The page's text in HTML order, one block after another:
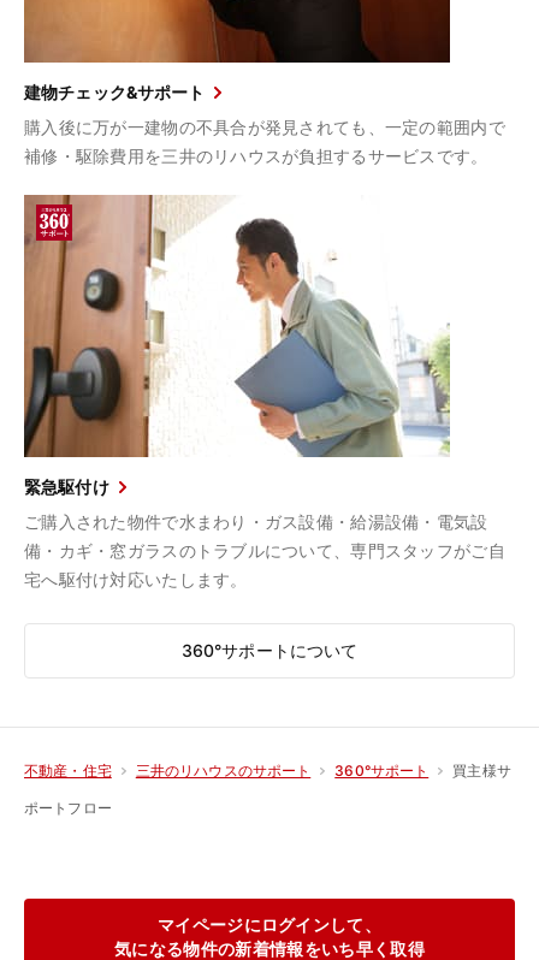
建物チェック&サポート
購入後に万が一建物の不具合が発見されても、一定の範囲内で
補修・駆除費用を三井のリハウスが負担するサービスです。
緊急駆付け
ご購入された物件で水まわり・ガス設備・給湯設備・電気設
備・カギ・窓ガラスのトラブルについて、専門スタッフがご自
宅へ駆付け対応いたします。
360°サポートについて
不動産・住宅 三井のリハウスのサポート 360°サポート 買主様サ
ポートフロー
マイページにログインして、
気になる物件の新着情報をいち早く取得